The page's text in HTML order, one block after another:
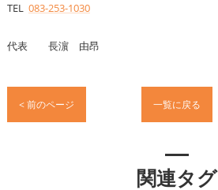
TEL 083-253-1030
代表 長濵 由昂
< 前のページ 一覧に戻る
関連タグ